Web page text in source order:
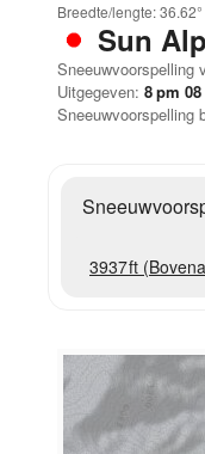
Breedte/lengte:
Sun
Sneeuwvoorspelling
Uitgegeven: 8 pm
Sneeuwvoorspelling
3937ft